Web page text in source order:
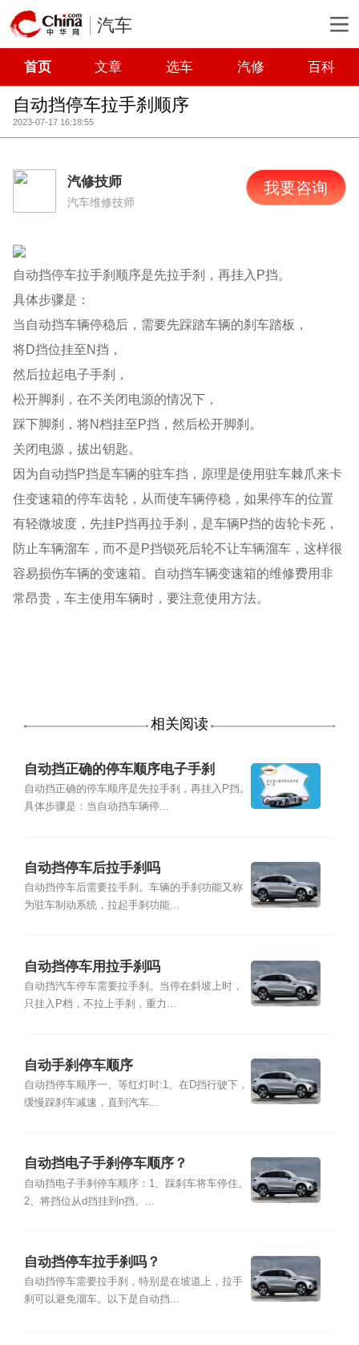
汽车
首页 文章 选车 汽修 百科
自动挡停车拉手刹顺序
2023-07-17 16:18:55
汽修技师
汽车维修技师
我要咨询
自动挡停车拉手刹顺序是先拉手刹，再挂入P挡。
具体步骤是：
当自动挡车辆停稳后，需要先踩踏车辆的刹车踏板，
将D挡位挂至N挡，
然后拉起电子手刹，
松开脚刹，在不关闭电源的情况下，
踩下脚刹，将N档挂至P挡，然后松开脚刹。
关闭电源，拔出钥匙。
因为自动挡P挡是车辆的驻车挡，原理是使用驻车棘爪来卡
住变速箱的停车齿轮，从而使车辆停稳，如果停车的位置
有轻微坡度，先挂P挡再拉手刹，是车辆P挡的齿轮卡死，
防止车辆溜车，而不是P挡锁死后轮不让车辆溜车，这样很
容易损伤车辆的变速箱。自动挡车辆变速箱的维修费用非
常昂贵，车主使用车辆时，要注意使用方法。
相关阅读
自动挡正确的停车顺序电子手刹
自动挡正确的停车顺序是先拉手刹，再挂入P挡。
具体步骤是：当自动挡车辆停...
自动挡停车后拉手刹吗
自动挡停车后需要拉手刹。车辆的手刹功能又称
为驻车制动系统，拉起手刹功能...
自动挡停车用拉手刹吗
自动挡汽车停车需要拉手刹。当停在斜坡上时，
只挂入P档，不拉上手刹，重力...
自动手刹停车顺序
自动挡停车顺序一、等红灯时:1、在D挡行驶下，
缓慢踩刹车减速，直到汽车...
自动挡电子手刹停车顺序？
自动挡电子手刹停车顺序：1、踩刹车将车停住。
2、将挡位从d挡挂到n挡。...
自动挡停车拉手刹吗？
自动挡停车需要拉手刹，特别是在坡道上，拉手
刹可以避免溜车。以下是自动挡...